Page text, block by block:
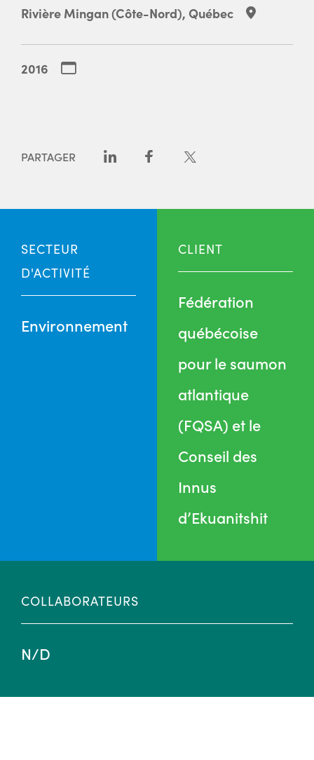
Rivière Mingan (Côte-Nord), Québec
2016
PARTAGER
SECTEUR
D'ACTIVITÉ
Environnement
CLIENT
Fédération
québécoise
pour le saumon
atlantique
(FQSA) et le
Conseil des
Innus
d’Ekuanitshit
COLLABORATEURS
N/D